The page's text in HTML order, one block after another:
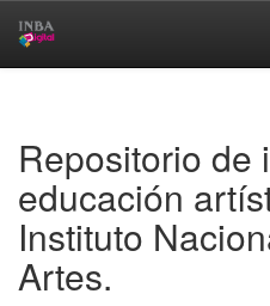
Repositorio de
educación
Instituto
Artes.